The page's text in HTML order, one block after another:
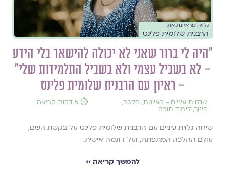
גלויה מראיינת את
הרבנית שלומית פלינט
״היה לי ברור שאני לא יכולה להישאר בלי הידע
– לא בשביל עצמי ולא בשביל התלמידות שלי״
– ראיון עם הרבנית שלומית פלינט
//גלוית עיניים - ראיונות, הלכה,
חינוך, לימוד תורה
⏱️ 5 דקות קריאה
שיחה גלוית עיניים עם הרבנית שלומית פלינט על בקשת השם,
עולם ההלכה המתפתח, ועל דוגמה אישית.
להמשך קריאה ››